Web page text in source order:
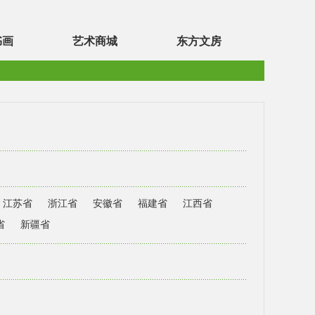
画 艺术商城 东方文房
江苏省 浙江省 安徽省 福建省
江西省
新疆省